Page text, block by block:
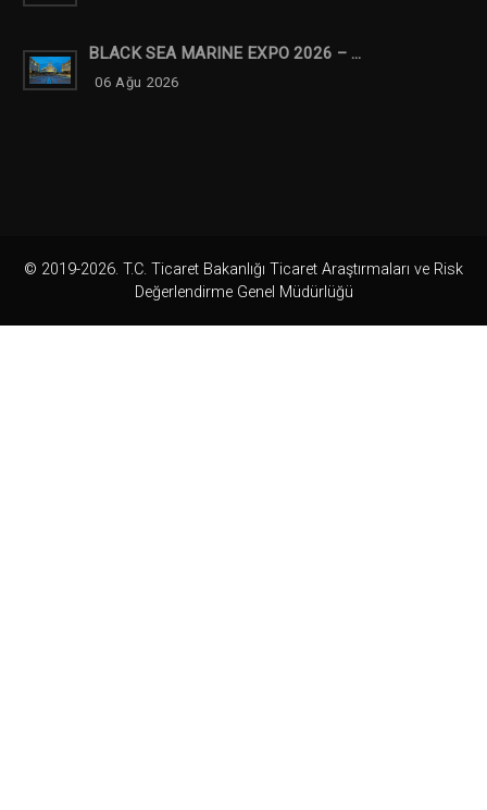
BLACK SEA MARINE EXPO 2026 – ...
06 Ağu 2026
© 2019-2026. T.C. Ticaret Bakanlığı Ticaret Araştırmaları ve Risk
Değerlendirme Genel Müdürlüğü